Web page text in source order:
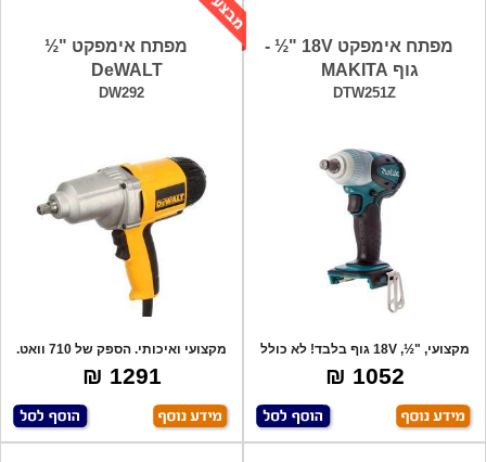
מפתח אימפקט 18V "½ -
גוף MAKITA
DTW251Z
מקצועי, "½, 18V גוף בלבד! לא כולל
סוללה
1052 ₪
מפתח אימפקט "½
DeWALT
DW292
מקצועי ואיכותי. הספק של 710 וואט.
1291 ₪